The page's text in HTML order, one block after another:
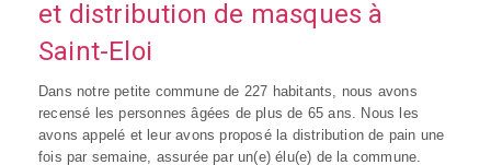
et distribution de masques à
Saint-Eloi
Dans notre petite commune de 227 habitants, nous avons
recensé les personnes âgées de plus de 65 ans. Nous les
avons appelé et leur avons proposé la distribution de pain une
fois par semaine, assurée par un(e) élu(e) de la commune.